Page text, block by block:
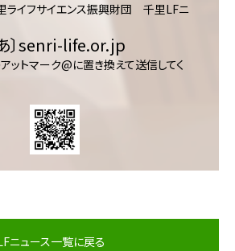
ライフサイエンス振興財団 千里LFニ
〕senri-life.or.jp
ットマーク@に置き換えて送信してく
ニュース一覧に戻る